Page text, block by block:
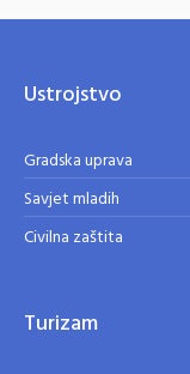
Ustrojstvo
Gradska uprava
Savjet mladih
Civilna zaštita
Turizam